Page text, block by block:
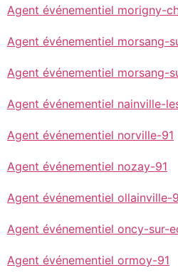
Agent événementiel morigny-
Agent événementiel morsang-
Agent événementiel morsang-
Agent événementiel nainville-
Agent événementiel norville-91
Agent événementiel nozay-91
Agent événementiel ollainville-
Agent événementiel oncy-sur-
Agent événementiel ormoy-91